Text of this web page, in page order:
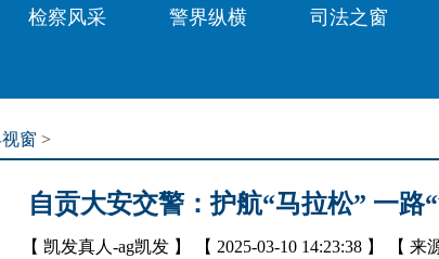
检察风采 警界纵横 司法之窗
窗 >
自贡大安交警：护航“马拉松” 一路
【 凯发真人-ag凯发 】 【 2025-03-10 14:23:38 】 【 来